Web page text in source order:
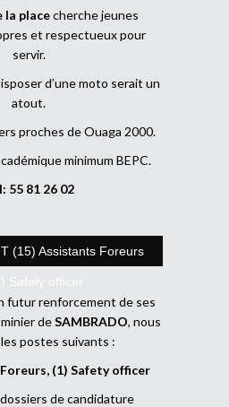
la placecherche jeunes
et respectueux pour
servir.
d’une moto serait un
atout.
proches de Ouaga 2000.
minimum BEPC.
55 81 26 02
(15) Assistants Foreurs
Safety officer
futur renforcement de ses
deSAMBRADO, nous
postes suivants :
(1) Safety officer
de candidature